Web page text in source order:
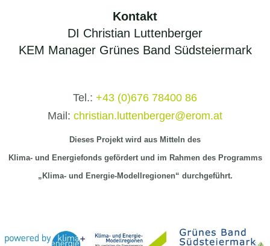
Kontakt
DI Christian Luttenberger
KEM Manager Grünes Band Südsteiermark
Tel.: +43 (0)676 78400 86
Mail: christian.luttenberger@erom.at
Dieses Projekt wird aus Mitteln des
Klima- und Energiefonds gefördert und im Rahmen des Programms
„Klima- und Energie-Modellregionen“ durchgeführt.